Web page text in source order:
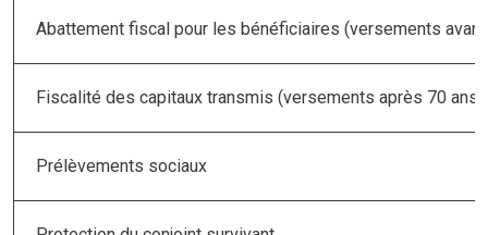
Abattement fiscal pour les bénéficiaires (versements
Fiscalité des capitaux transmis (versements après 70 ans)
Prélèvements sociaux